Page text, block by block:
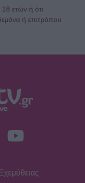
ετών ή ότι
ή επιτρόπου